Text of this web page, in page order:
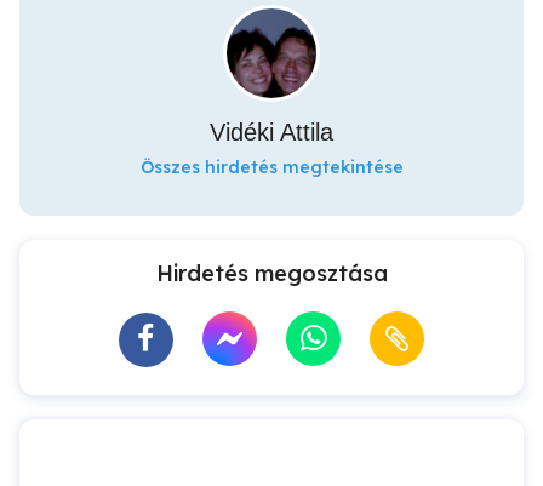
Vidéki Attila
Összes hirdetés megtekintése
Hirdetés megosztása